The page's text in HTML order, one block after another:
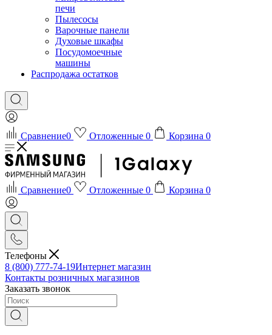
печи
Пылесосы
Варочные панели
Духовые шкафы
Посудомоечные
машины
Распродажа остатков
Сравнение0 Отложенные 0 Корзина 0
Сравнение0 Отложенные 0 Корзина 0
Телефоны
8 (800) 777-74-19Интернет магазин
Контакты розничных магазинов
Заказать звонок